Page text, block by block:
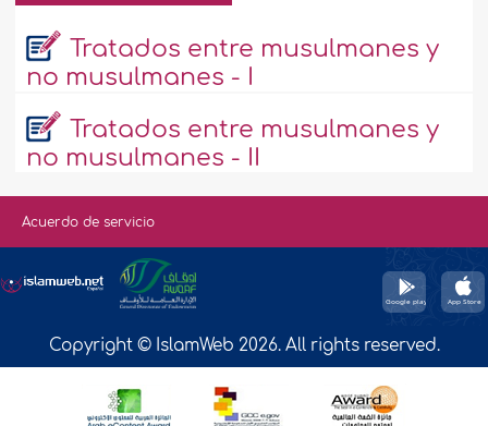
Tratados entre musulmanes y
no musulmanes - I
Tratados entre musulmanes y
no musulmanes - II
Acuerdo de servicio
Copyright © IslamWeb 2026. All rights reserved.